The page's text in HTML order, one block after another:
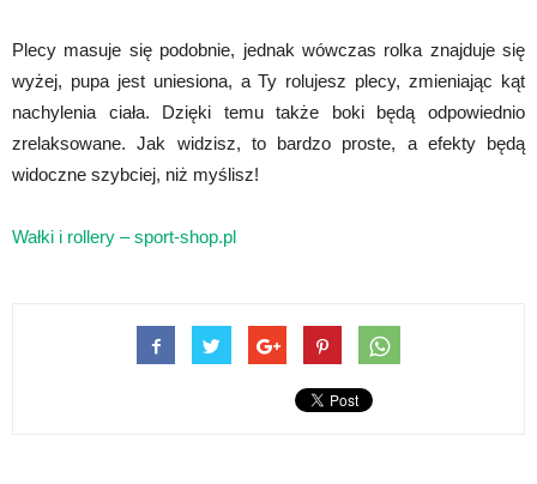
Plecy masuje się podobnie, jednak wówczas rolka znajduje się
wyżej, pupa jest uniesiona, a Ty rolujesz plecy, zmieniając kąt
nachylenia ciała. Dzięki temu także boki będą odpowiednio
zrelaksowane. Jak widzisz, to bardzo proste, a efekty będą
widoczne szybciej, niż myślisz!
Wałki i rollery – sport-shop.pl